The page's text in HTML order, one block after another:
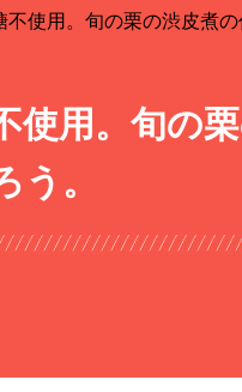
使用。旬の栗の渋皮煮
使用。旬の
う。